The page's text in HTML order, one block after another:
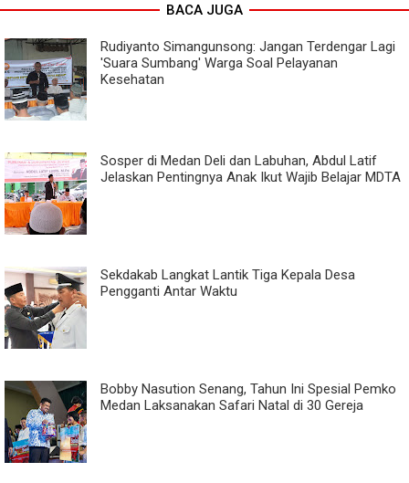
BACA JUGA
Rudiyanto Simangunsong: Jangan Terdengar Lagi
'Suara Sumbang' Warga Soal Pelayanan
Kesehatan
Sosper di Medan Deli dan Labuhan, Abdul Latif
Jelaskan Pentingnya Anak Ikut Wajib Belajar MDTA
Sekdakab Langkat Lantik Tiga Kepala Desa
Pengganti Antar Waktu
Bobby Nasution Senang, Tahun Ini Spesial Pemko
Medan Laksanakan Safari Natal di 30 Gereja